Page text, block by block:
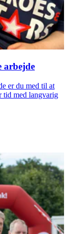
arbejde
er du med til at
tid med langvarig